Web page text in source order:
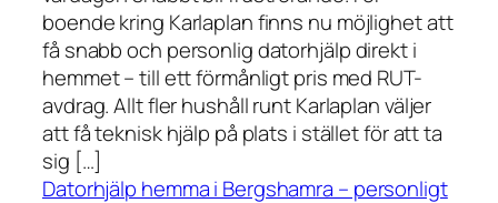
boende kring Karlaplan finns nu möjlighet att
få snabb och personlig datorhjälp direkt i
hemmet – till ett förmånligt pris med RUT-
avdrag. Allt fler hushåll runt Karlaplan väljer
att få teknisk hjälp på plats i stället för att ta
sig […]
Datorhjälp hemma i Bergshamra – personligt